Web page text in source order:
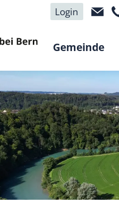
Login
Gemeinde